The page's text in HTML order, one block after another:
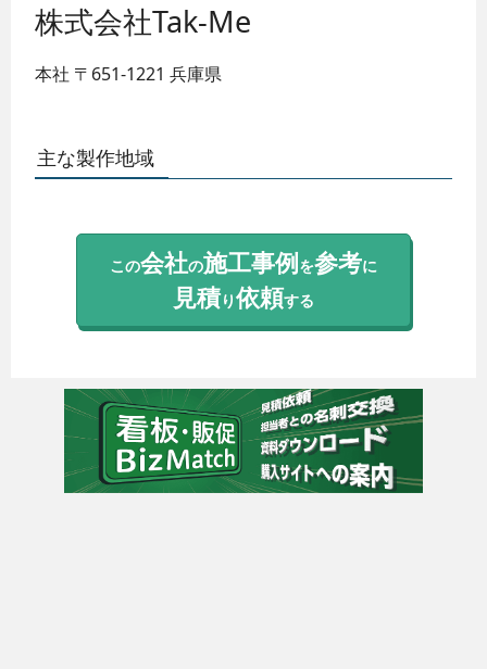
株式会社Tak-Me
本社 〒651-1221 兵庫県
主な製作地域
この会社の施工事例を参考に
見積り依頼する